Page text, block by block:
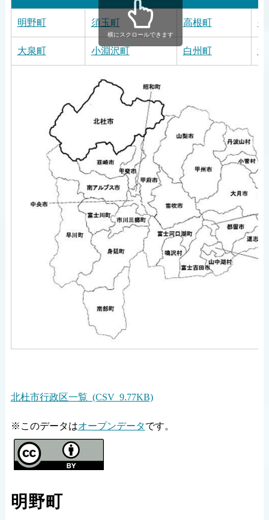
明野町 須玉町 高根町 長
大泉町 小淵沢町 白州町 武
横にスクロールできます
北杜市行政区一覧 (CSV 9.77KB)
※このデータはオープンデータです。
明野町